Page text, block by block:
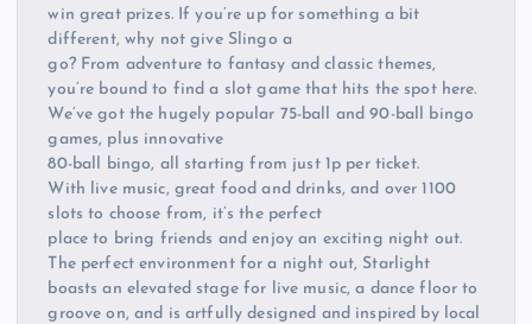
win great prizes. If you’re up for something a bit
different, why not give Slingo a
go? From adventure to fantasy and classic themes,
you’re bound to find a slot game that hits the spot here.
We’ve got the hugely popular 75-ball and 90-ball bingo
games, plus innovative
80-ball bingo, all starting from just 1p per ticket.
With live music, great food and drinks, and over 1100
slots to choose from, it’s the perfect
place to bring friends and enjoy an exciting night out.
The perfect environment for a night out, Starlight
boasts an elevated stage for live music, a dance floor to
groove on, and is artfully designed and inspired by local